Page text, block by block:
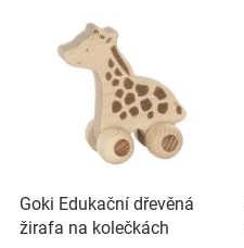
Goki Edukační dřevěná
žirafa na kolečkách